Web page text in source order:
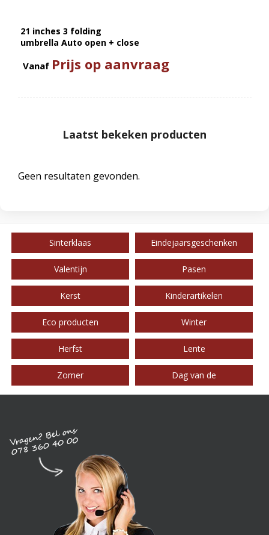
21 inches 3 folding
umbrella Auto open + close
Vanaf Prijs op aanvraag
Laatst bekeken producten
Geen resultaten gevonden.
Sinterklaas Eindejaarsgeschenken
Valentijn Pasen
Kerst Kinderartikelen
Eco producten Winter
Herfst Lente
Zomer Dag van de